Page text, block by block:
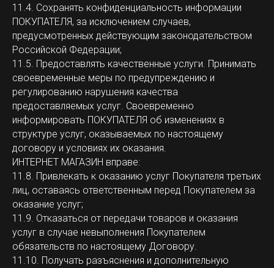
11.4. Сохранять конфиденциальность информации
ПОКУПАТЕЛЯ, за исключением случаев,
предусмотренных действующим законодательством
Российской Федерации;
11.5. Предоставлять качественные услуги. Принимать
своевременные меры по предупреждению и
регулированию нарушения качества
предоставляемых услуг. Своевременно
информировать ПОКУПАТЕЛЯ об изменениях в
структуре услуг, оказываемых по настоящему
договору и условиях их оказания.
ИНТЕРНЕТ МАГАЗИН вправе:
11.8. Привлекать к оказанию услуг Покупателя третьих
лиц, оставаясь ответственным перед Покупателем за
оказание услуг;
11.9. Отказаться от передачи товаров и оказания
услуг в случае невыполнения Покупателем
обязательств по настоящему Договору.
11.10. Получать разъяснения и дополнительную